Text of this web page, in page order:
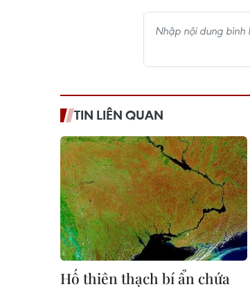
TIN LIÊN QUAN
Hố thiên thạch bí ẩn chứa